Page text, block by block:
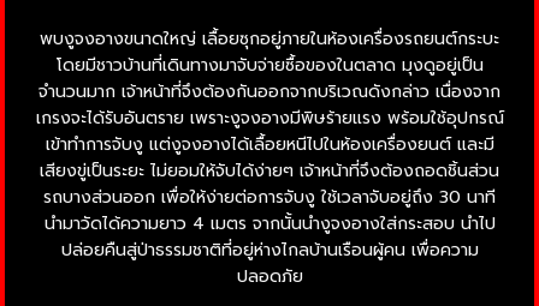
พบงูจงอางขนาดใหญ่ เลื้อยซุกอยู่ภายในห้องเครื่องรถยนต์กระบะ
โดยมีชาวบ้านที่เดินทางมาจับจ่ายซื้อของในตลาด มุงดูอยู่เป็น
จำนวนมาก เจ้าหน้าที่จึงต้องกันออกจากบริเวณดังกล่าว เนื่องจาก
เกรงจะได้รับอันตราย เพราะงูจงอางมีพิษร้ายแรง พร้อมใช้อุปกรณ์
เข้าทำการจับงู แต่งูจงอางได้เลื้อยหนีไปในห้องเครื่องยนต์ และมี
เสียงขู่เป็นระยะ ไม่ยอมให้จับได้ง่ายๆ เจ้าหน้าที่จึงต้องถอดชิ้นส่วน
รถบางส่วนออก เพื่อให้ง่ายต่อการจับงู ใช้เวลาจับอยู่ถึง 30 นาที
นำมาวัดได้ความยาว 4 เมตร จากนั้นนำงูจงอางใส่กระสอบ นำไป
ปล่อยคืนสู่ป่าธรรมชาติที่อยู่ห่างไกลบ้านเรือนผู้คน เพื่อความ
ปลอดภัย